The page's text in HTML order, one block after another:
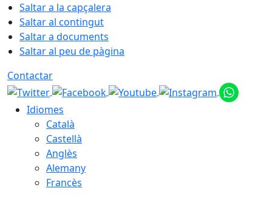
Saltar a la capçalera
Saltar al contingut
Saltar a documents
Saltar al peu de pàgina
Contactar
Idiomes
Català
Castellà
Anglès
Alemany
Francès